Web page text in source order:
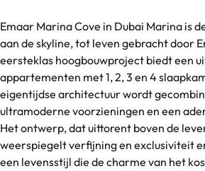
Emaar Marina Cove in Dubai Marina is
aan de skyline, tot leven gebracht door
eersteklas hoogbouwproject biedt een
appartementen met 1, 2, 3 en 4
eigentijdse architectuur wordt
ultramoderne voorzieningen en een
Het ontwerp, dat uittorent boven de
weerspiegelt verfijning en exclusiviteit
een levensstijl die de charme van het